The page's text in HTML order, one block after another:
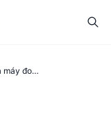
So sánh kỹ thuật máy đo độ dẫn điện HI2316 và máy đo pH HI2212 của Hanna